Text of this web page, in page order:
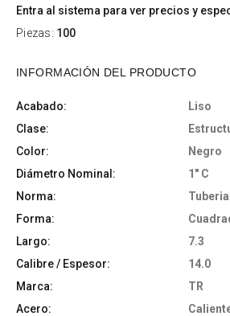
Entra al sistema para ver precios y
Piezas: 100
INFORMACIÓN DEL PRODUCTO
Acabado:
Liso
Clase:
Color:
Negro
Diámetro Nominal:
1" C
Norma:
Forma:
Largo:
7.3
Calibre / Espesor:
14.0
Marca:
TR
Acero: